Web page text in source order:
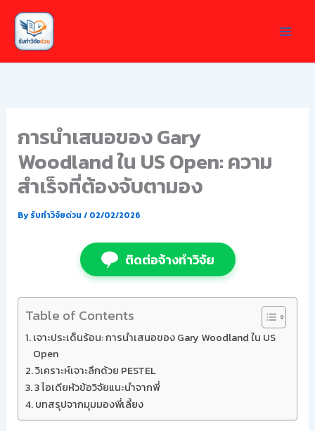
Skip
content
การนำเสนอของ Gary
Woodland ใน US Open: ความ
สำเร็จที่ต้องจับตามอง
Byรับทำวิจัยด่วน / 02/02/2026
ติดต่อจ้างทำวิจัย
Table of Contents
เจาะประเด็นร้อน: การนำเสนอของ Gary Woodland ใน US
Open
วิเคราะห์เจาะลึกด้วย PESTEL
3 ไอเดียหัวข้อวิจัยแนะนำจากพี่
บทสรุปจากมุมมองพี่เลี้ยง